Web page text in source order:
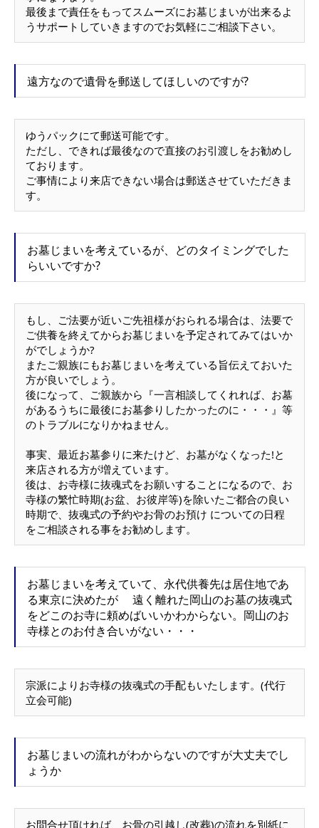
最後まで責任をもってスムーズにお墓じまいが出来るよ
うサポートしていきますのでお気軽にご相談下さい。
遠方なので遺骨を郵送してほしいのですが?
ゆうパックにて郵送可能です。
ただし、できれば最後なので直接のお引渡しをお勧めし
ております。
ご事情により来店できない場合は郵送させていただきま
す。
お墓じまいを考えているが、どのタイミングでした
らいいですか?
もし、ご法要が近いご先祖様がおられる場合は、法要で
ご供養を終えてからお墓じまいを予定されてみてはいか
がでしょうか?
またご親族にもお墓じまいを考えている旨伝えておいた
方が良いでしょう。
後になって、ご親族から『一言相談してくれれば、お墓
があるうちに最後にお墓参りしたかったのに・・・』等
のトラブルになりかねません。
事実、最近お墓参りに来たけど、お墓がなくなった!と
来店される方が増えています。
後は、お寺様に抜魂式をお願いすることになるので、お
寺様の繁忙時期(お盆、お彼岸等)を除いたご都合の良い
時期で、抜魂式の予約やお骨のお預け についての日程
をご相談される事をお勧めします。
お墓じまいを考えていて、永代供養先は居住地であ
る東京に決めたが 遠く離れた岡山のお墓の抜魂式
をどこのお寺に頼めばいいかわからない。岡山のお
寺様とのお付き合いがない・・・
宗派によりお寺様の抜魂式の手配もいたします。(代行
立会可能)
お墓じまいの流れがわからないのですが大丈夫でし
ょうか
お問合せ頂ければ、お骨の引越し(改葬)の流れを別紙に